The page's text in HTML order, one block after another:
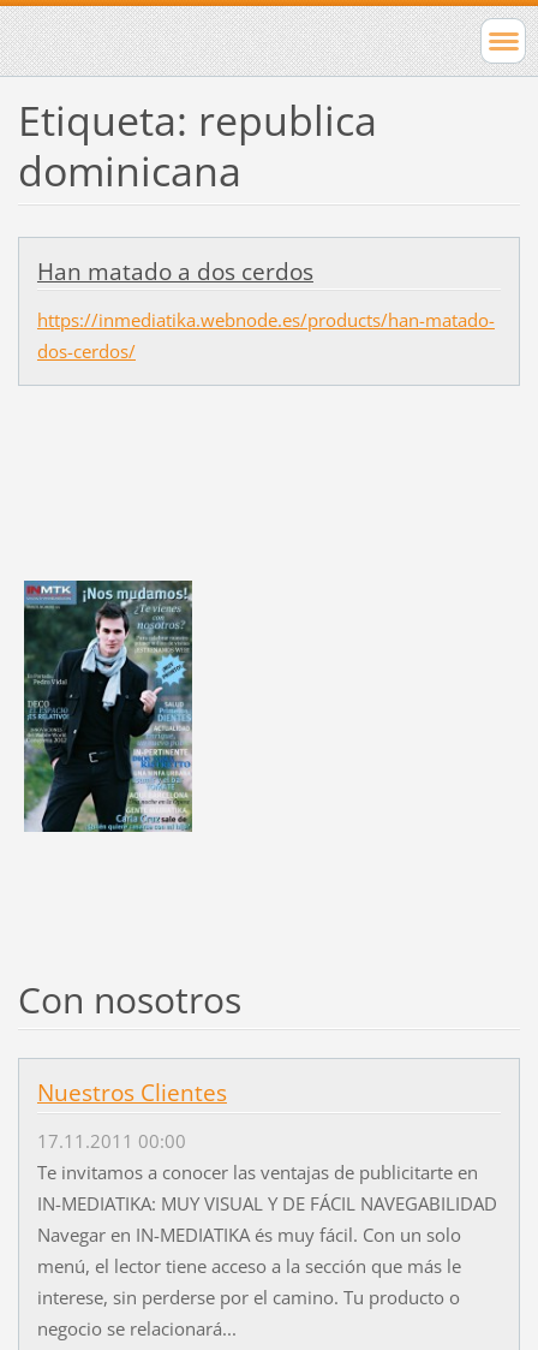
Etiqueta: republica
dominicana
Han matado a dos cerdos
https://inmediatika.webnode.es/products/han-matado-
dos-cerdos/
Con nosotros
Nuestros Clientes
17.11.2011 00:00
Te invitamos a conocer las ventajas de publicitarte en
IN-MEDIATIKA: MUY VISUAL Y DE FÁCIL NAVEGABILIDAD
Navegar en IN-MEDIATIKA és muy fácil. Con un solo
menú, el lector tiene acceso a la sección que más le
interese, sin perderse por el camino. Tu producto o
negocio se relacionará...